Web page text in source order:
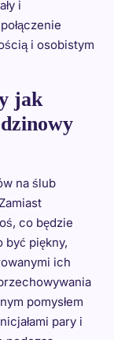
i
i osobistym
jak
na ślub
co będzie
być piękny,
ich
pomysłem
pary i